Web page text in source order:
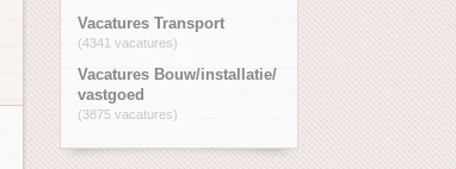
Vacatures Transport
(4341 vacatures)
Vacatures Bouw/installatie/
vastgoed
(3875 vacatures)